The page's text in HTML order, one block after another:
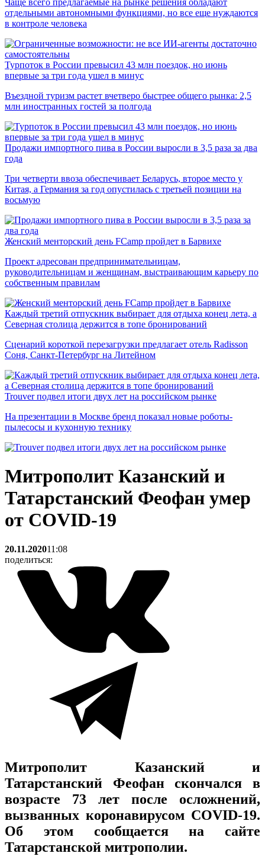
Чаще всего предлагаемые на рынке решения обладают
отдельными автономными функциями, но все еще нуждаются
в контроле человека
Турпоток в России превысил 43 млн поездок, но июнь
впервые за три года ушел в минус
Въездной туризм растет вчетверо быстрее общего рынка: 2,5
млн иностранных гостей за полгода
Продажи импортного пива в России выросли в 3,5 раза за два
года
Три четверти ввоза обеспечивает Беларусь, второе место у
Китая, а Германия за год опустилась с третьей позиции на
восьмую
Женский менторский день FCamp пройдет в Барвихе
Проект адресован предпринимательницам,
руководительницам и женщинам, выстраивающим карьеру по
собственным правилам
Каждый третий отпускник выбирает для отдыха конец лета, а
Северная столица держится в топе бронирований
Сценарий короткой перезагрузки предлагает отель Radisson
Соня, Санкт-Петербург на Литейном
Trouver подвел итоги двух лет на российском рынке
На презентации в Москве бренд показал новые роботы-
пылесосы и кухонную технику
Митрополит Казанский и
Татарстанский Феофан умер
от COVID-19
20.11.202011:08
поделиться:
Митрополит Казанский и
Татарстанский Феофан скончался в
возрасте 73 лет после осложнений,
вызванных коронавирусом COVID-19.
Об этом сообщается на сайте
Татарстанской митрополии.